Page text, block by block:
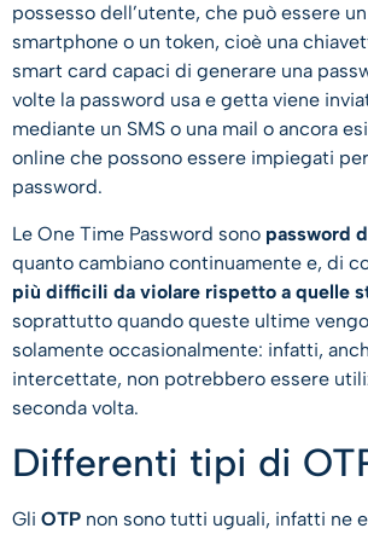
possesso dell’utente, che può essere
smartphone o un token, cioè una
smart card capaci di generare una
volte la password usa e getta viene
mediante un SMS o una mail o ancora
online che possono essere impiegati
password.
Le One Time Password sono password
quanto cambiano continuamente e, di
più difficili da violare rispetto a quelle
soprattutto quando queste ultime
solamente occasionalmente: infatti,
intercettate, non potrebbero essere
seconda volta.
Differenti tipi di
Gli OTP non sono tutti uguali, infatti ne